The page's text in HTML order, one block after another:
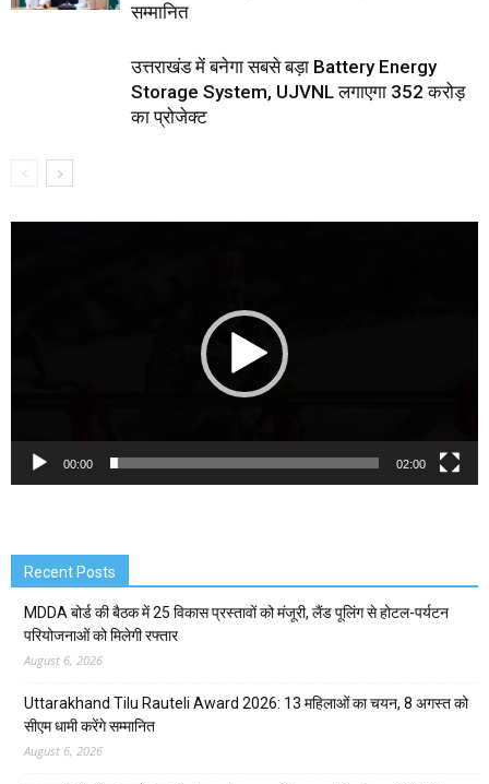
सम्मानित
उत्तराखंड में बनेगा सबसे बड़ा Battery Energy
Storage System, UJVNL लगाएगा 352 करोड़
का प्रोजेक्ट
00:00 02:00
Recent Posts
MDDA बोर्ड की बैठक में 25 विकास प्रस्तावों को मंजूरी, लैंड पूलिंग से होटल-पर्यटन
परियोजनाओं को मिलेगी रफ्तार
August 6, 2026
Uttarakhand Tilu Rauteli Award 2026: 13 महिलाओं का चयन, 8 अगस्त को
सीएम धामी करेंगे सम्मानित
August 6, 2026